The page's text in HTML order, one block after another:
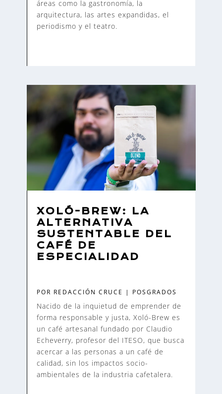
áreas como la gastronomía, la
arquitectura, las artes expandidas, el
periodismo y el teatro.
XOLÓ-BREW: LA
ALTERNATIVA
SUSTENTABLE DEL
CAFÉ DE
ESPECIALIDAD
POR REDACCIÓN CRUCE | POSGRADOS
Nacido de la inquietud de emprender de
forma responsable y justa, Xoló-Brew es
un café artesanal fundado por Claudio
Echeverry, profesor del ITESO, que busca
acercar a las personas a un café de
calidad, sin los impactos socio-
ambientales de la industria cafetalera.